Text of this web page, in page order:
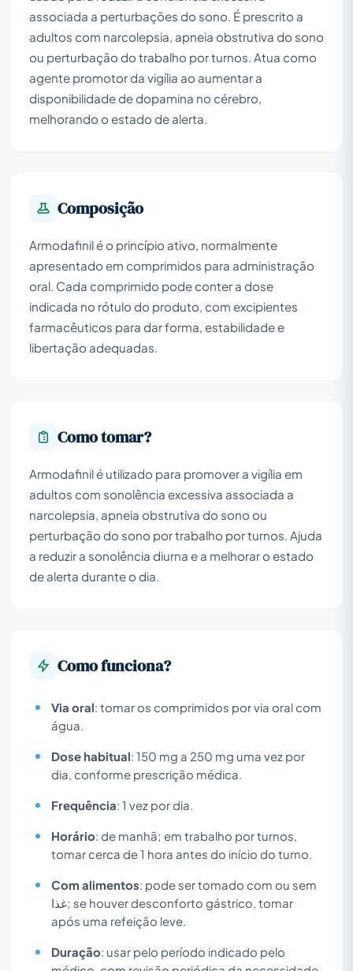
associada a perturbações do sono. É prescrito a
adultos com narcolepsia, apneia obstrutiva do sono
ou perturbação do trabalho por turnos. Atua como
agente promotor da vigília ao aumentar a
disponibilidade de dopamina no cérebro,
melhorando o estado de alerta.
Composição
Armodafinil é o princípio ativo, normalmente
apresentado em comprimidos para administração
oral. Cada comprimido pode conter a dose
indicada no rótulo do produto, com excipientes
farmacêuticos para dar forma, estabilidade e
libertação adequadas.
Como tomar?
Armodafinil é utilizado para promover a vigília em
adultos com sonolência excessiva associada a
narcolepsia, apneia obstrutiva do sono ou
perturbação do sono por trabalho por turnos. Ajuda
a reduzir a sonolência diurna e a melhorar o estado
de alerta durante o dia.
Como funciona?
Via oral: tomar os comprimidos por via oral com
água.
Dose habitual: 150 mg a 250 mg uma vez por
dia, conforme prescrição médica.
Frequência: 1 vez por dia.
Horário: de manhã; em trabalho por turnos,
tomar cerca de 1 hora antes do início do turno.
Com alimentos: pode ser tomado com ou sem
غذا; se houver desconforto gástrico, tomar
após uma refeição leve.
Duração: usar pelo período indicado pelo